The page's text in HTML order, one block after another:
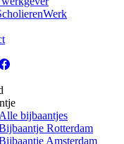
Alle bijbaantjes
Rotterdam
Amsterdam